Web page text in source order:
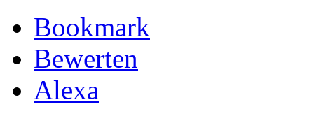
Bookmark
Bewerten
Alexa